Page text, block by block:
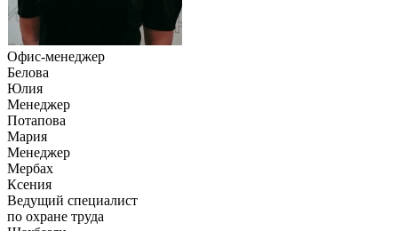
Офис-менеджер
Белова
Юлия
Менеджер
Потапова
Мария
Менеджер
Мербах
Ксения
Ведущий специалист
по охране труда